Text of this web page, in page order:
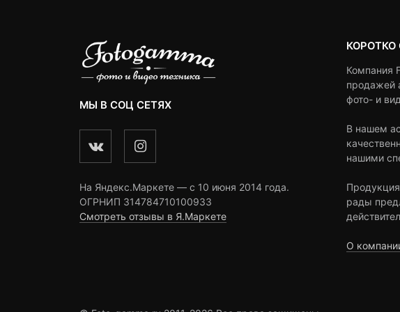
МЫ В СОЦ СЕТЯХ
На Яндекс.Маркете — c 10 июня 2014 года.
ОГРНИП 314784710100933
Смотреть отзывы в Я.Маркете
КОРОТКО
Компания
продажей
фото- и
В нашем
нашими
рады
О